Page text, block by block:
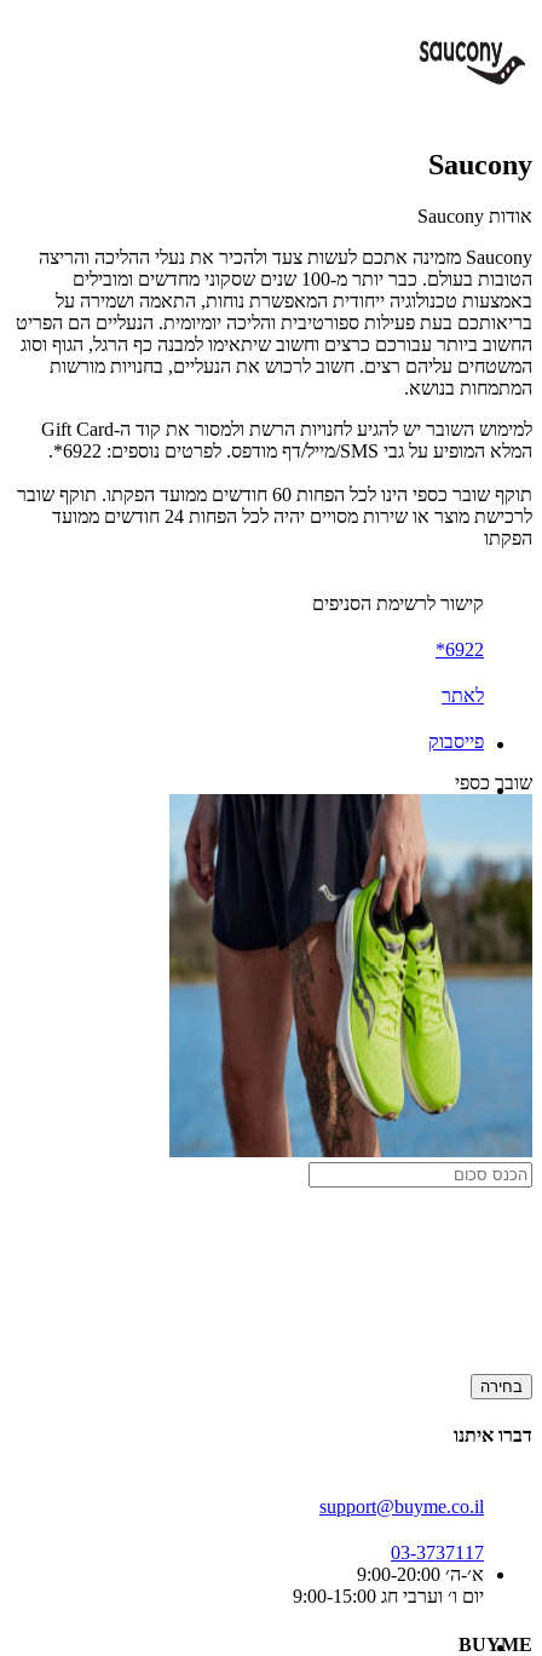
Saucony
אודות Saucony
Saucony מזמינה אתכם לעשות צעד ולהכיר את נעלי ההליכה והריצה
הטובות בעולם. כבר יותר מ-100 שנים שסקוני מחדשים ומובילים
באמצעות טכנולוגיה ייחודית המאפשרת נוחות, התאמה ושמירה על
בריאותכם בעת פעילות ספורטיבית והליכה יומיומית. הנעליים הם הפריט
החשוב ביותר עבורכם כרצים וחשוב שיתאימו למבנה כף הרגל, הגוף וסוג
המשטחים עליהם רצים. חשוב לרכוש את הנעליים, בחנויות מורשות
המתמחות בנושא.
למימוש השובר יש להגיע לחנויות הרשת ולמסור את קוד ה-Gift Card
המלא המופיע על גבי SMS/מייל/דף מודפס. לפרטים נוספים: 6922*.
תוקף שובר כספי הינו לכל הפחות 60 חודשים ממועד הפקתו. תוקף שובר
לרכישת מוצר או שירות מסויים יהיה לכל הפחות 24 חודשים ממועד
הפקתו
קישור לרשימת הסניפים
6922*
לאתר
פייסבוק
שובר כספי
בחירה
דברו איתנו
support@buyme.co.il
03-3737117
א׳-ה׳ 9:00-20:00
יום ו׳ וערבי חג 9:00-15:00
BUYME